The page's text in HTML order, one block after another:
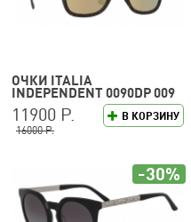
ОЧКИ ITALIA
INDEPENDENT 0090DP 009
120
В КОРЗИНУ
11900 Р.
16000 Р.
-30%